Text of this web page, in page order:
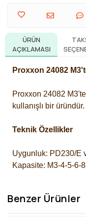
ÜRÜN
AÇIKLAMASI
Proxxon 24082
Proxxon 24082
kullanışlı bir üründür.
Teknik Özellikler
Uygunluk: PD230/E
Kapasite: M3-4-5-6-
Benzer Ürünler